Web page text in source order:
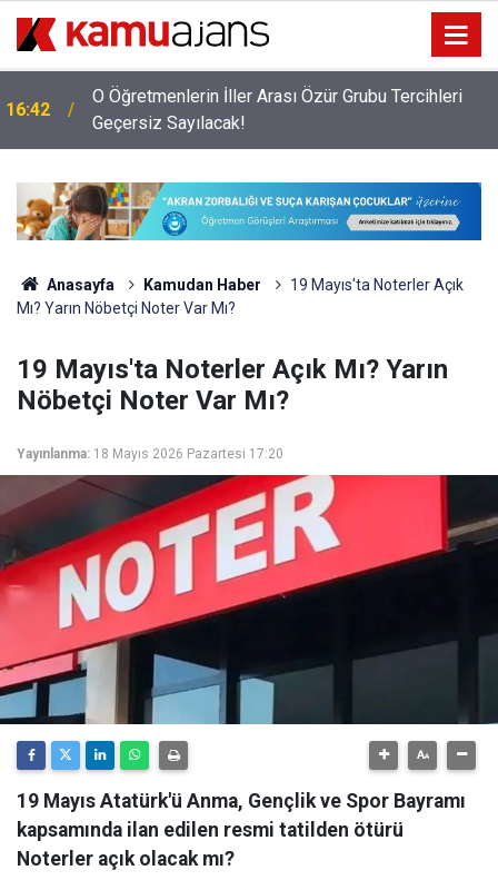
16:42
O Öğretmenlerin İller Arası Özür Grubu Tercihleri
Geçersiz Sayılacak!
Anasayfa Kamudan Haber
19 Mayıs'ta Noterler Açık
Mı? Yarın Nöbetçi Noter Var Mı?
19 Mayıs'ta Noterler Açık Mı? Yarın
Nöbetçi Noter Var Mı?
Yayınlanma: 18 Mayıs 2026 Pazartesi 17:20
19 Mayıs Atatürk'ü Anma, Gençlik ve Spor Bayramı
kapsamında ilan edilen resmi tatilden ötürü
Noterler açık olacak mı?